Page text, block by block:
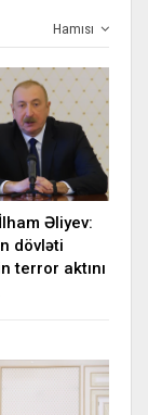
Hamısı
Əliyev:
dövləti
terror aktını